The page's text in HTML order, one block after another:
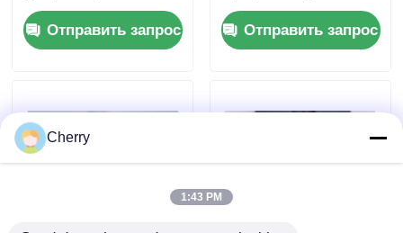
рельсы
алюминиевый
профиль
Отправить запрос
раздвижных и
распашных окон
серии 6000
Отправить запрос
Cherry
1:43 PM